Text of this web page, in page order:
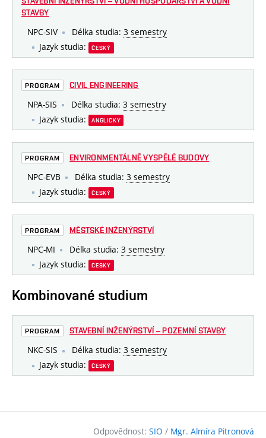
STAVBY
NPC-SIV Délka studia: 3 semestry
Jazyk studia:
ČESKÝ
PROGRAM CIVIL ENGINEERING
NPA-SIS Délka studia: 3 semestry
Jazyk studia:
ANGLICKÝ
PROGRAM ENVIRONMENTÁLNĚ VYSPĚLÉ BUDOVY
NPC-EVB Délka studia: 3 semestry
Jazyk studia:
ČESKÝ
PROGRAM MĚSTSKÉ INŽENÝRSTVÍ
NPC-MI Délka studia: 3 semestry
Jazyk studia:
ČESKÝ
Kombinované studium
PROGRAM STAVEBNÍ INŽENÝRSTVÍ – POZEMNÍ STAVBY
NKC-SIS Délka studia: 3 semestry
Jazyk studia:
ČESKÝ
Odpovědnost: SIO / Mgr. Almíra Pitronová